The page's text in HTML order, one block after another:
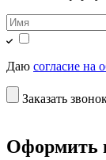
Даю согласие на
Заказать
Оформить